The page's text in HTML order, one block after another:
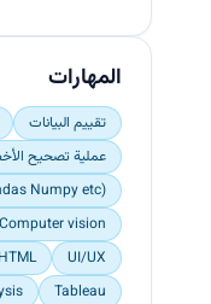
المهارات
تقييم البيانات
عملية تصحيح
Numpy etc)
Computer vision
UI/UX
HTML
Tableau